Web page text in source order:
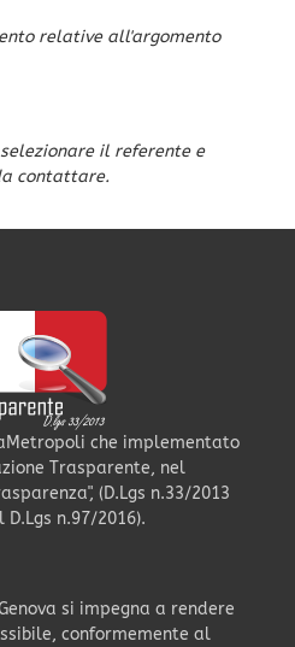
relative all'argomento
il referente e
contattare.
che implementato
Trasparente, nel
(D.Lgs n.33/2013
n.97/2016).
si impegna a rendere
conformemente al